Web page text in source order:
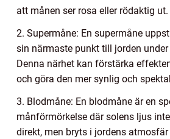
att månen ser rosa eller rödaktig ut.
2. Supermåne: En supermåne
sin närmaste punkt till jorden
Denna närhet kan förstärka
och göra den mer synlig och
3. Blodmåne: En blodmåne är en
månförmörkelse där solens ljus
direkt, men bryts i jordens atmosfär